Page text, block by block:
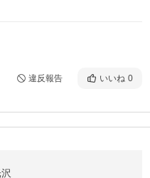
違反報告 いいね 0